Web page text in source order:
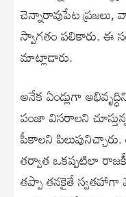
చెన్నారావుపేట
స్వాగతం పలికారు. ఈ
మాట్లాడారు.
అనేక ఏండ్లుగా
పంజా విసరాలని
పీకాలని
తర్వాత ఒకప్పటిలా
తప్పా తనకైతే స్వతహాగా